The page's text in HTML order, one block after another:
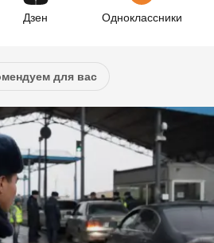
Дзен Одноклассники
для вас